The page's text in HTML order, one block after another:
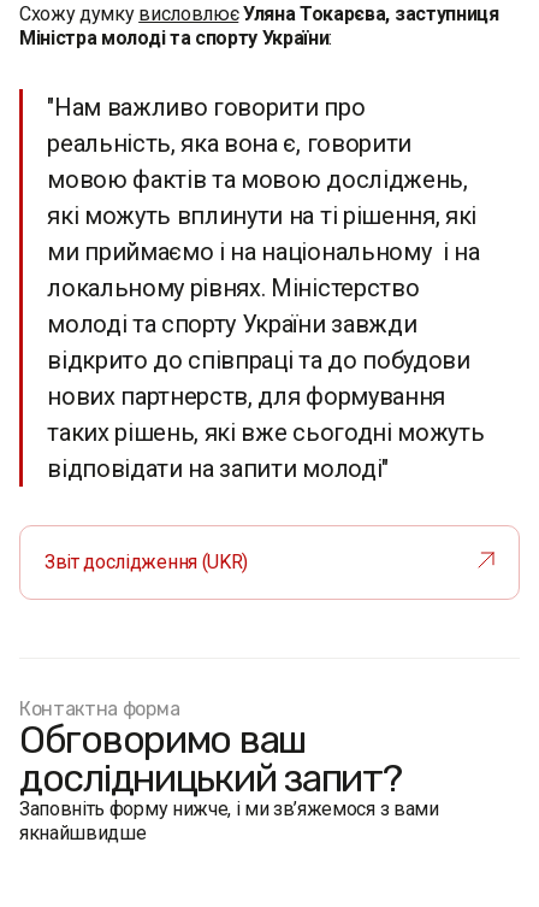
Схожу думку висловлюєУляна Токарєва, заступниця
Міністра молоді та спорту України:
"Нам важливо говорити про
реальність, яка вона є, говорити
мовою фактів та мовою досліджень,
які можуть вплинути на ті рішення, які
ми приймаємо і на національному і на
локальному рівнях. Міністерство
молоді та спорту України завжди
відкрито до співпраці та до побудови
нових партнерств, для формування
таких рішень, які вже сьогодні можуть
відповідати на запити молоді"
Звіт дослідження (UKR)
Контактна форма
Обговоримо ваш
дослідницький запит?
Заповніть форму нижче, і ми зв’яжемося з вами
якнайшвидше